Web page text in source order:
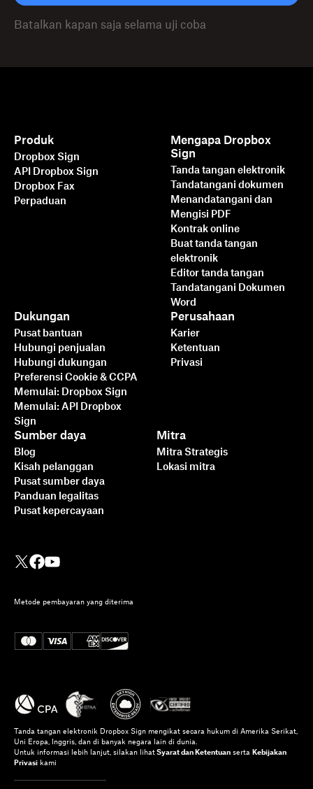
Batalkan kapan saja selama uji coba
Produk
Dropbox Sign
API Dropbox Sign
Dropbox Fax
Perpaduan
Mengapa Dropbox
Sign
Tanda tangan elektronik
Tandatangani dokumen
Menandatangani dan
Mengisi PDF
Kontrak online
Buat tanda tangan
elektronik
Editor tanda tangan
Tandatangani Dokumen
Word
Dukungan
Pusat bantuan
Hubungi penjualan
Hubungi dukungan
Preferensi Cookie & CCPA
Memulai: Dropbox Sign
Memulai: API Dropbox
Sign
Sumber daya
Blog
Kisah pelanggan
Pusat sumber daya
Panduan legalitas
Pusat kepercayaan
Mitra
Mitra Strategis
Lokasi mitra
Perusahaan
Karier
Ketentuan
Privasi
Metode pembayaran yang diterima
Tanda tangan elektronik Dropbox Sign mengikat secara hukum di Amerika Serikat,
Uni Eropa, Inggris, dan di banyak negara lain di dunia.
Untuk informasi lebih lanjut, silakan lihat Syarat dan Ketentuan serta Kebijakan
Privasi kami